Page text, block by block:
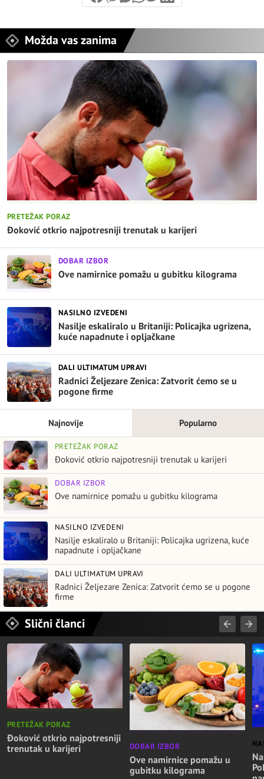
Možda vas zanima
PRETEŽAK PORAZ
Đoković otkrio najpotresniji trenutak u karijeri
DOBAR IZBOR
Ove namirnice pomažu u gubitku kilograma
NASILNO IZVEDENI
Nasilje eskaliralo u Britaniji: Policajka ugrizena,
kuće napadnute i opljačkane
DALI ULTIMATUM UPRAVI
Radnici Željezare Zenica: Zatvorit ćemo se u
pogone firme
Najnovije Popularno
PRETEŽAK PORAZ
Đoković otkrio najpotresniji trenutak u karijeri
DOBAR IZBOR
Ove namirnice pomažu u gubitku kilograma
NASILNO IZVEDENI
Nasilje eskaliralo u Britaniji: Policajka ugrizena, kuće
napadnute i opljačkane
DALI ULTIMATUM UPRAVI
Radnici Željezare Zenica: Zatvorit ćemo se u pogone
firme
Slični članci
PRETEŽAK PORAZ
Đoković otkrio najpotresniji
trenutak u karijeri
DOBAR IZBOR
Ove namirnice pomažu u
gubitku kilograma